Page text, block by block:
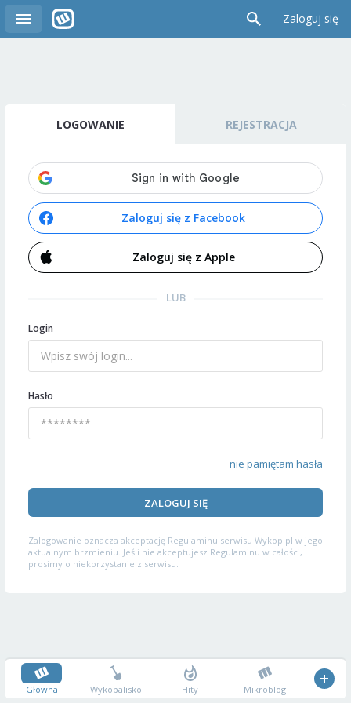
Zaloguj się
LOGOWANIE REJESTRACJA
Zaloguj się z Facebook
Zaloguj się z Apple
LUB
Login
Hasło
nie pamiętam hasła
ZALOGUJ SIĘ
Zalogowanie oznacza akceptację Regulaminu serwisu Wykop.pl w jego
aktualnym brzmieniu. Jeśli nie akceptujesz Regulaminu w całości,
prosimy o niekorzystanie z serwisu.
Główna Wykopalisko Hity Mikroblog